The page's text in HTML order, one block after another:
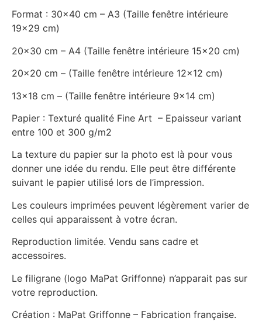
Format : 30×40 cm – A3 (Taille fenêtre intérieure
19×29 cm)
20×30 cm – A4 (Taille fenêtre intérieure 15×20 cm)
20×20 cm – (Taille fenêtre intérieure 12×12 cm)
13×18 cm – (Taille fenêtre intérieure 9×14 cm)
Papier : Texturé qualité Fine Art – Epaisseur variant
entre 100 et 300 g/m2
La texture du papier sur la photo est là pour vous
donner une idée du rendu. Elle peut être différente
suivant le papier utilisé lors de l’impression.
Les couleurs imprimées peuvent légèrement varier de
celles qui apparaissent à votre écran.
Reproduction limitée. Vendu sans cadre et
accessoires.
Le filigrane (logo MaPat Griffonne) n’apparait pas sur
votre reproduction.
Création : MaPat Griffonne – Fabrication française.